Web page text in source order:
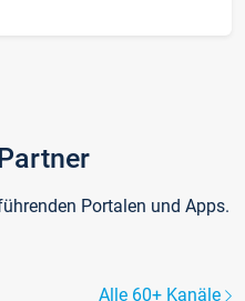
Portalen und Apps.
Alle 60+ Kanäle